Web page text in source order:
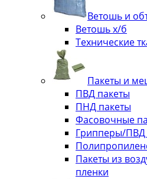
Ветошь и
Ветошь х/б
Технические
Пакеты и
ПВД пакеты
ПНД пакеты
Фасовочные
Грипперы/ПВД
Пакеты из
пленки